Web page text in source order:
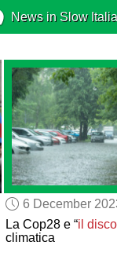
News in Slow
6 December
La Cop28 e “il
climatica